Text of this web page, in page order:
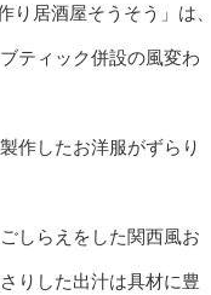
り居酒屋そうそう」は、
ティック併設の風変わ
作したお洋服がずらり
しらえをした関西風お
りした出汁は具材に豊